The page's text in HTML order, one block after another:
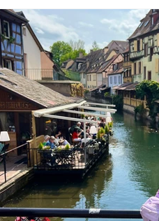
TOSCANA MARCHE
SICILIA SPAGNA
LANZAROTE
MADEIRA FRANCIA